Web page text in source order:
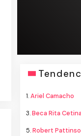
1.Ariel Camacho
3.Beca Rita Cetina
5.Robert